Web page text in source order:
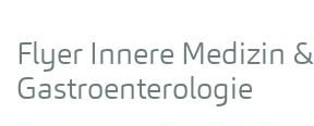
Flyer Innere Medizin &
Gastroenterologie